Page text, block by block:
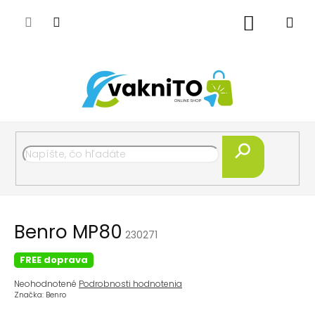
Hľadať
Nákupný
Benro MP80 230271
FREE doprava
Priemerné
hodnotenie
Neohodnotené Podrobnosti hodnotenia
Značka: Benro